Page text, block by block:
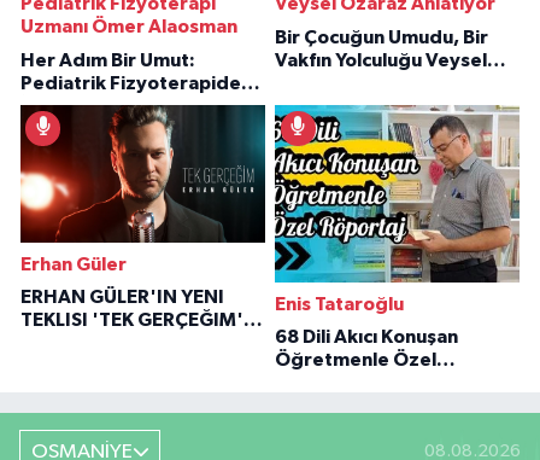
Pediatrik Fizyoterapi
Uzmanı Ömer Alaosman
Her Adım Bir Umut:
Pediatrik Fizyoterapiden
İlham Veren Hikâyeler
Veysel Özaraz Anlatıyor
Bir Çocuğun Umudu, Bir
Vakfın Yolculuğu Veysel
Erhan Güler
ERHAN GÜLER'IN YENI
TEKLISI 'TEK GERÇEĞIM'LE
Enis Tataroğlu
68 Dili Akıcı Konuşan
Öğretmenle Özel
OSMANİYE 08.08.2026